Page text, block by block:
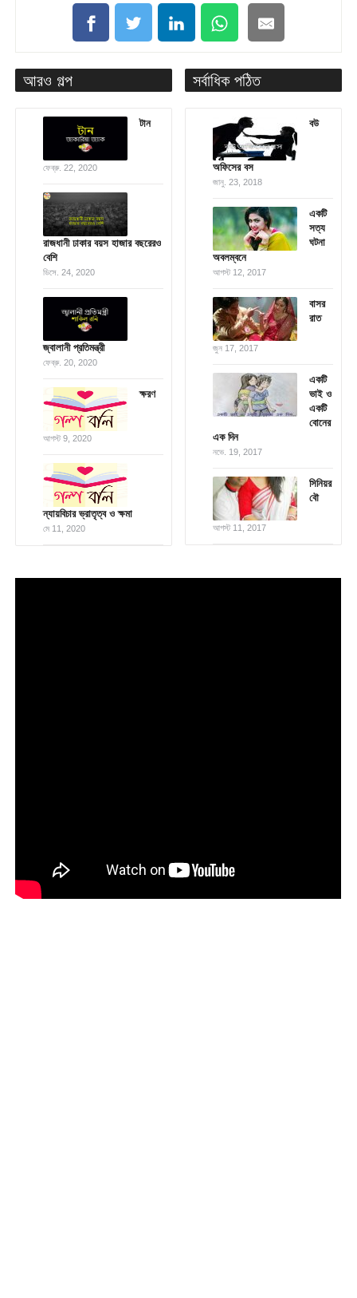
আরও গল্প
টান
ফেব্রু. 22, 2020
রাজধানী ঢাকার বয়স হাজার বছরেরও
বেশি
ডিসে. 24, 2020
জ্বালানী প্রতিমন্ত্রী
ফেব্রু. 20, 2020
ক্ষরণ
আগস্ট 9, 2020
ন্যায়বিচার ভ্রাতৃত্ব ও ক্ষমা
মে 11, 2020
সর্বাধিক পঠিত
বউ
অফিসের বস
জানু. 23, 2018
একটি
সত্য
ঘটনা
অবলম্বনে
আগস্ট 12, 2017
বাসর
রাত
জুন 17, 2017
একটি
ভাই ও
একটি
বোনের
এক দিন
নভে. 19, 2017
সিনিয়র
বৌ
আগস্ট 11, 2017